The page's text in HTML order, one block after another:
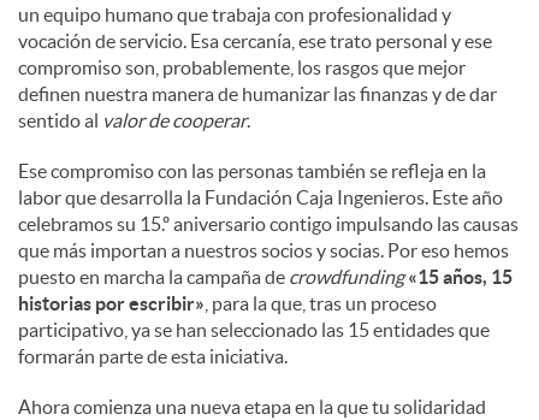
un equipo humano que trabaja con profesionalidad y
vocación de servicio. Esa cercanía, ese trato personal y ese
compromiso son, probablemente, los rasgos que mejor
definen nuestra manera de humanizar las finanzas y de dar
sentido al valor de cooperar.
Ese compromiso con las personas también se refleja en la
labor que desarrolla la Fundación Caja Ingenieros. Este año
celebramos su 15.º aniversario contigo impulsando las causas
que más importan a nuestros socios y socias. Por eso hemos
puesto en marcha la campaña de crowdfunding «15 años, 15
historias por escribir» , para la que, tras un proceso
participativo, ya se han seleccionado las 15 entidades que
formarán parte de esta iniciativa.
Ahora comienza una nueva etapa en la que tu solidaridad